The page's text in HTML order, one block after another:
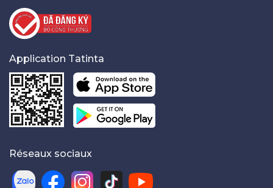
Application Tatinta
Réseaux sociaux